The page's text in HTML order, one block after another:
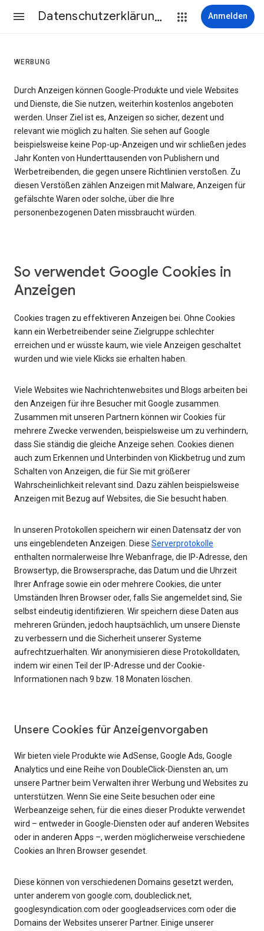
Datenschutzerklärung & Nutzungsbedingungen Anmelden
WERBUNG
Durch Anzeigen können Google-Produkte und viele Websites
und Dienste, die Sie nutzen, weiterhin kostenlos angeboten
werden. Unser Ziel ist es, Anzeigen so sicher, dezent und
relevant wie möglich zu halten. Sie sehen auf Google
beispielsweise keine Pop-up-Anzeigen und wir schließen jedes
Jahr Konten von Hunderttausenden von Publishern und
Werbetreibenden, die gegen unsere Richtlinien verstoßen. Zu
diesen Verstößen zählen Anzeigen mit Malware, Anzeigen für
gefälschte Waren oder solche, über die Ihre
personenbezogenen Daten missbraucht würden.
So verwendet Google Cookies in
Anzeigen
Cookies tragen zu effektiveren Anzeigen bei. Ohne Cookies
kann ein Werbetreibender seine Zielgruppe schlechter
erreichen und er wüsste kaum, wie viele Anzeigen geschaltet
wurden und wie viele Klicks sie erhalten haben.
Viele Websites wie Nachrichtenwebsites und Blogs arbeiten bei
den Anzeigen für ihre Besucher mit Google zusammen.
Zusammen mit unseren Partnern können wir Cookies für
mehrere Zwecke verwenden, beispielsweise um zu verhindern,
dass Sie ständig die gleiche Anzeige sehen. Cookies dienen
auch zum Erkennen und Unterbinden von Klickbetrug und zum
Schalten von Anzeigen, die für Sie mit größerer
Wahrscheinlichkeit relevant sind. Dazu zählen beispielsweise
Anzeigen mit Bezug auf Websites, die Sie besucht haben.
In unseren Protokollen speichern wir einen Datensatz der von
uns eingeblendeten Anzeigen. Diese Serverprotokolle
enthalten normalerweise Ihre Webanfrage, die IP-Adresse, den
Browsertyp, die Browsersprache, das Datum und die Uhrzeit
Ihrer Anfrage sowie ein oder mehrere Cookies, die unter
Umständen Ihren Browser oder, falls Sie angemeldet sind, Sie
selbst eindeutig identifizieren. Wir speichern diese Daten aus
mehreren Gründen, jedoch hauptsächlich, um unsere Dienste
zu verbessern und die Sicherheit unserer Systeme
aufrechtzuerhalten. Wir anonymisieren diese Protokolldaten,
indem wir einen Teil der IP-Adresse und der Cookie-
Informationen nach 9 bzw. 18 Monaten löschen.
Unsere Cookies für Anzeigenvorgaben
Wir bieten viele Produkte wie AdSense, Google Ads, Google
Analytics und eine Reihe von DoubleClick-Diensten an, um
unsere Partner beim Verwalten ihrer Werbung und Websites zu
unterstützen. Wenn Sie eine Seite besuchen oder eine
Werbeanzeige sehen, für die eines dieser Produkte verwendet
wird – entweder in Google-Diensten oder auf anderen Websites
oder in anderen Apps –, werden möglicherweise verschiedene
Cookies an Ihren Browser gesendet.
Diese können von verschiedenen Domains gesetzt werden,
unter anderem von google.com, doubleclick.net,
googlesyndication.com oder googleadservices.com oder die
Domains der Websites unserer Partner. Einige unserer